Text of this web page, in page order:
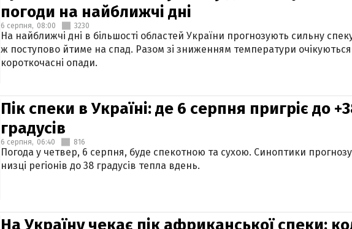
погоди на найближчі дні
6 серпня, 08:00 3230
На найближчі дні в більшості областей України прогнозують сильну
ж поступово йтиме на спад. Разом зі зниженням температури очікуються
короткочасні опади.
Пік спеки в Україні: де 6 серпня пригріє до
градусів
6 серпня, 06:40 816
Погода у четвер, 6 серпня, буде спекотною та сухою. Синоптики
низці регіонів до 38 градусів тепла вдень.
На Україну чекає пік африканської спеки: